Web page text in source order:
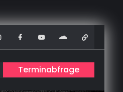
InstagramFacebook
YoutubeSoundcloud
Terminabfrage